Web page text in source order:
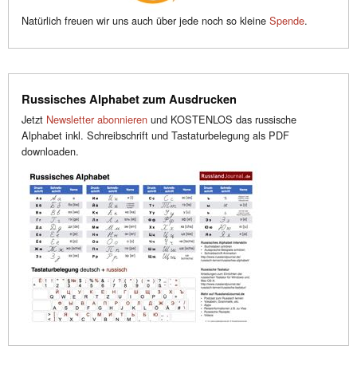
Natürlich freuen wir uns auch über jede noch so kleine Spende.
Russisches Alphabet zum Ausdrucken
Jetzt Newsletter abonnieren und KOSTENLOS das russische
Alphabet inkl. Schreibschrift und Tastaturbelegung als PDF
downloaden.